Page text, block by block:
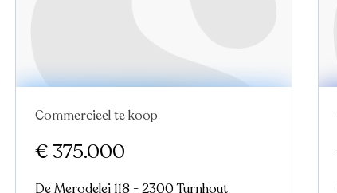
Commercieel te koop
€ 375.000
De Merodelei 118 - 2300 Turnhout